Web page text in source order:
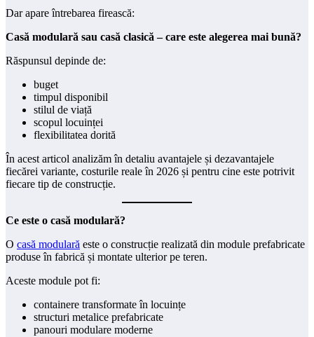
Dar apare întrebarea firească:
Casă modulară sau casă clasică – care este alegerea mai bună?
Răspunsul depinde de:
buget
timpul disponibil
stilul de viață
scopul locuinței
flexibilitatea dorită
În acest articol analizăm în detaliu avantajele și dezavantajele
fiecărei variante, costurile reale în 2026 și pentru cine este potrivit
fiecare tip de construcție.
Ce este o casă modulară?
O casă modulară este o construcție realizată din module prefabricate
produse în fabrică și montate ulterior pe teren.
Aceste module pot fi:
containere transformate în locuințe
structuri metalice prefabricate
panouri modulare moderne